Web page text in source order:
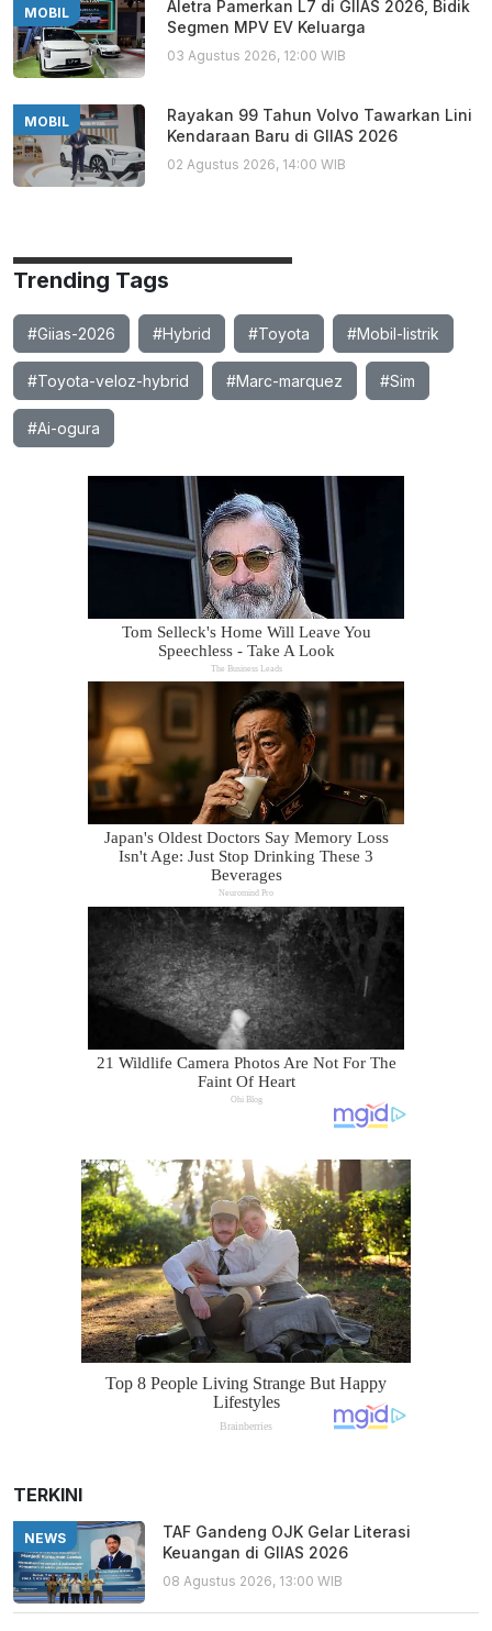
MOBIL
Aletra Pamerkan L7 di GIIAS 2026, Bidik
Segmen MPV EV Keluarga
03 Agustus 2026, 12:00 WIB
MOBIL
Rayakan 99 Tahun Volvo Tawarkan Lini
Kendaraan Baru di GIIAS 2026
02 Agustus 2026, 14:00 WIB
Trending Tags
#Giias-2026 #Hybrid #Toyota #Mobil-listrik
#Toyota-veloz-hybrid #Marc-marquez #Sim
#Ai-ogura
TERKINI
NEWS
TAF Gandeng OJK Gelar Literasi
Keuangan di GIIAS 2026
08 Agustus 2026, 13:00 WIB